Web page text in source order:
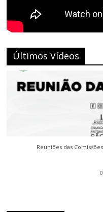
Últimos Vídeos
Reuniões das